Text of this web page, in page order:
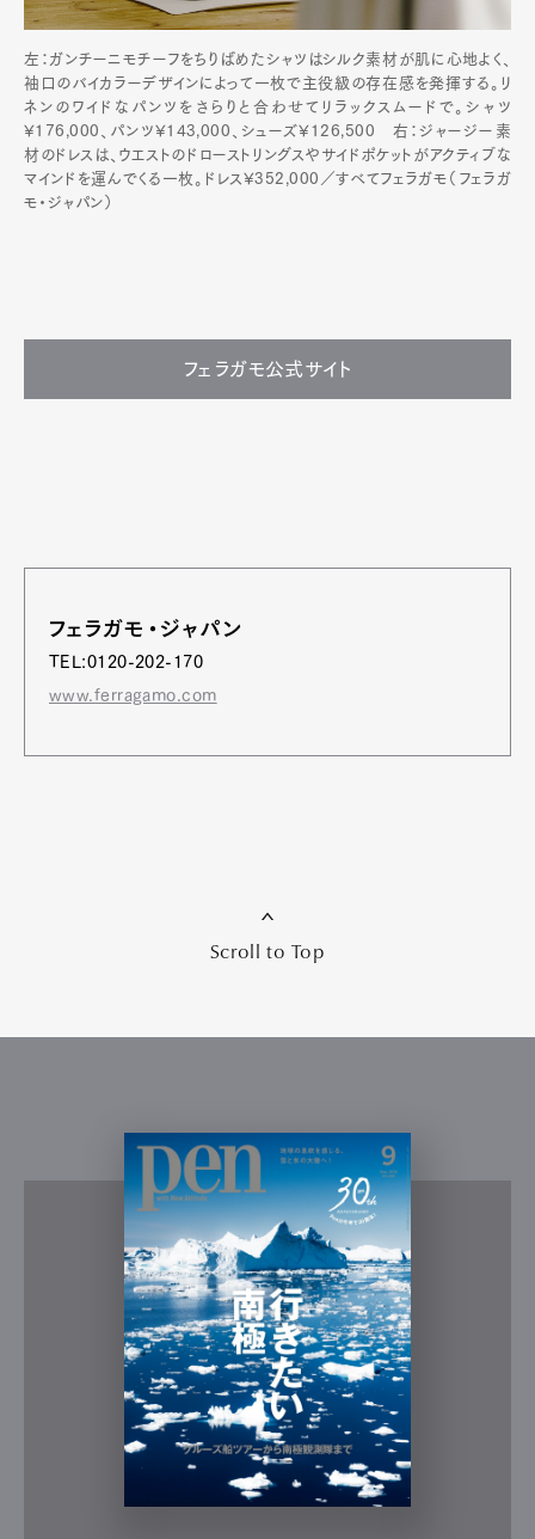
左：ガンチーニモチーフをちりばめたシャツはシルク素材が肌に心地よく、
袖口のバイカラーデザインによって一枚で主役級の存在感を発揮する。リ
ネンのワイドなパンツをさらりと合わせてリラックスムードで。シャツ
¥176,000、パンツ¥143,000、シューズ¥126,500 右：ジャージー素
材のドレスは、ウエストのドローストリングスやサイドポケットがアクティブな
マインドを運んでくる一枚。ドレス¥352,000／すべてフェラガモ（フェラガ
モ・ジャパン）
フェラガモ公式サイト
フェラガモ・ジャパン
TEL:0120-202-170
www.ferragamo.com
Scroll to Top